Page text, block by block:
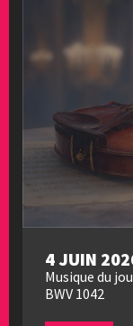
4 JUIN
Musique du
BWV 1042